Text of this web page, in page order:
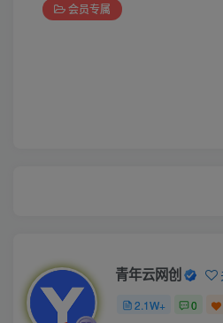
会员专属
青年云网创
2.1W+ 0